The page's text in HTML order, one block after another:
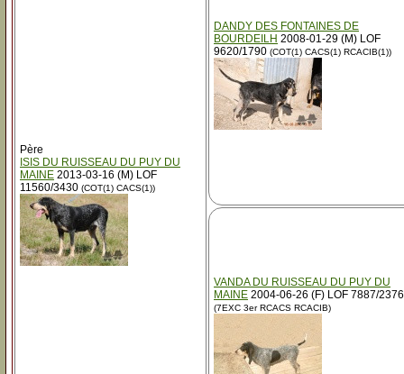
Père
ISIS DU RUISSEAU DU PUY DU
MAINE 2013-03-16 (M) LOF
11560/3430 (COT(1) CACS(1))
DANDY DES FONTAINES DE
BOURDEILH 2008-01-29 (M) LOF
9620/1790 (COT(1) CACS(1) RCACIB(1))
VANDA DU RUISSEAU DU PUY DU
MAINE 2004-06-26 (F) LOF 7887/2376
(7EXC 3er RCACS RCACIB)